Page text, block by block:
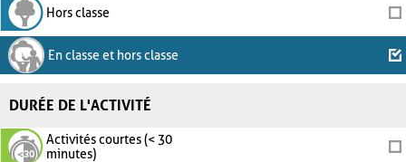
Hors classe
En classe et hors classe
DURÉE DE L'ACTIVITÉ
Activités courtes (< 30
minutes)